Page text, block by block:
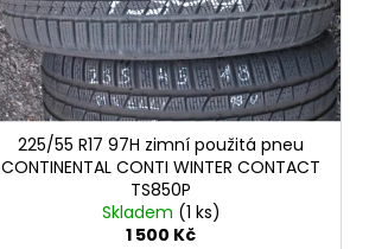
225/55 R17 97H zimní použitá pneu
CONTINENTAL CONTI WINTER CONTACT
TS850P
Skladem (1 ks)
1 500 Kč